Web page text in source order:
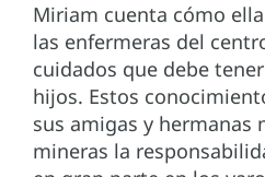
Miriam cuenta cómo
las enfermeras del
cuidados que debe
hijos. Estos
sus amigas y hermanas
mineras la